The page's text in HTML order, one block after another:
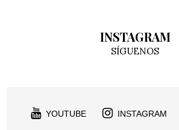
INSTAGRAM
SÍGUENOS
YOUTUBE INSTAGRAM